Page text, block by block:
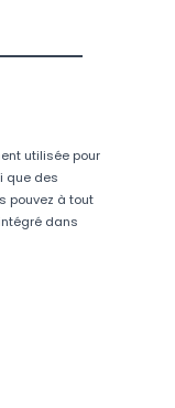
utilisée pour
que des
pouvez à tout
dans